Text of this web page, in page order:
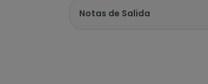
Notas de Salida